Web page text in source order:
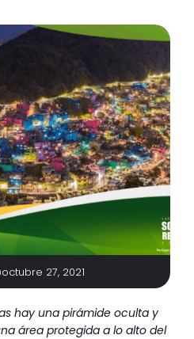
octubre 27, 2021
hay una pirámide oculta y
área protegida a lo alto del